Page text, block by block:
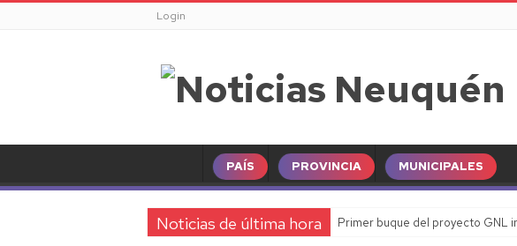
Login
PAÍS PROVINCIA MUNICIPALES
Noticias de última hora Primer buque del proyecto GNL